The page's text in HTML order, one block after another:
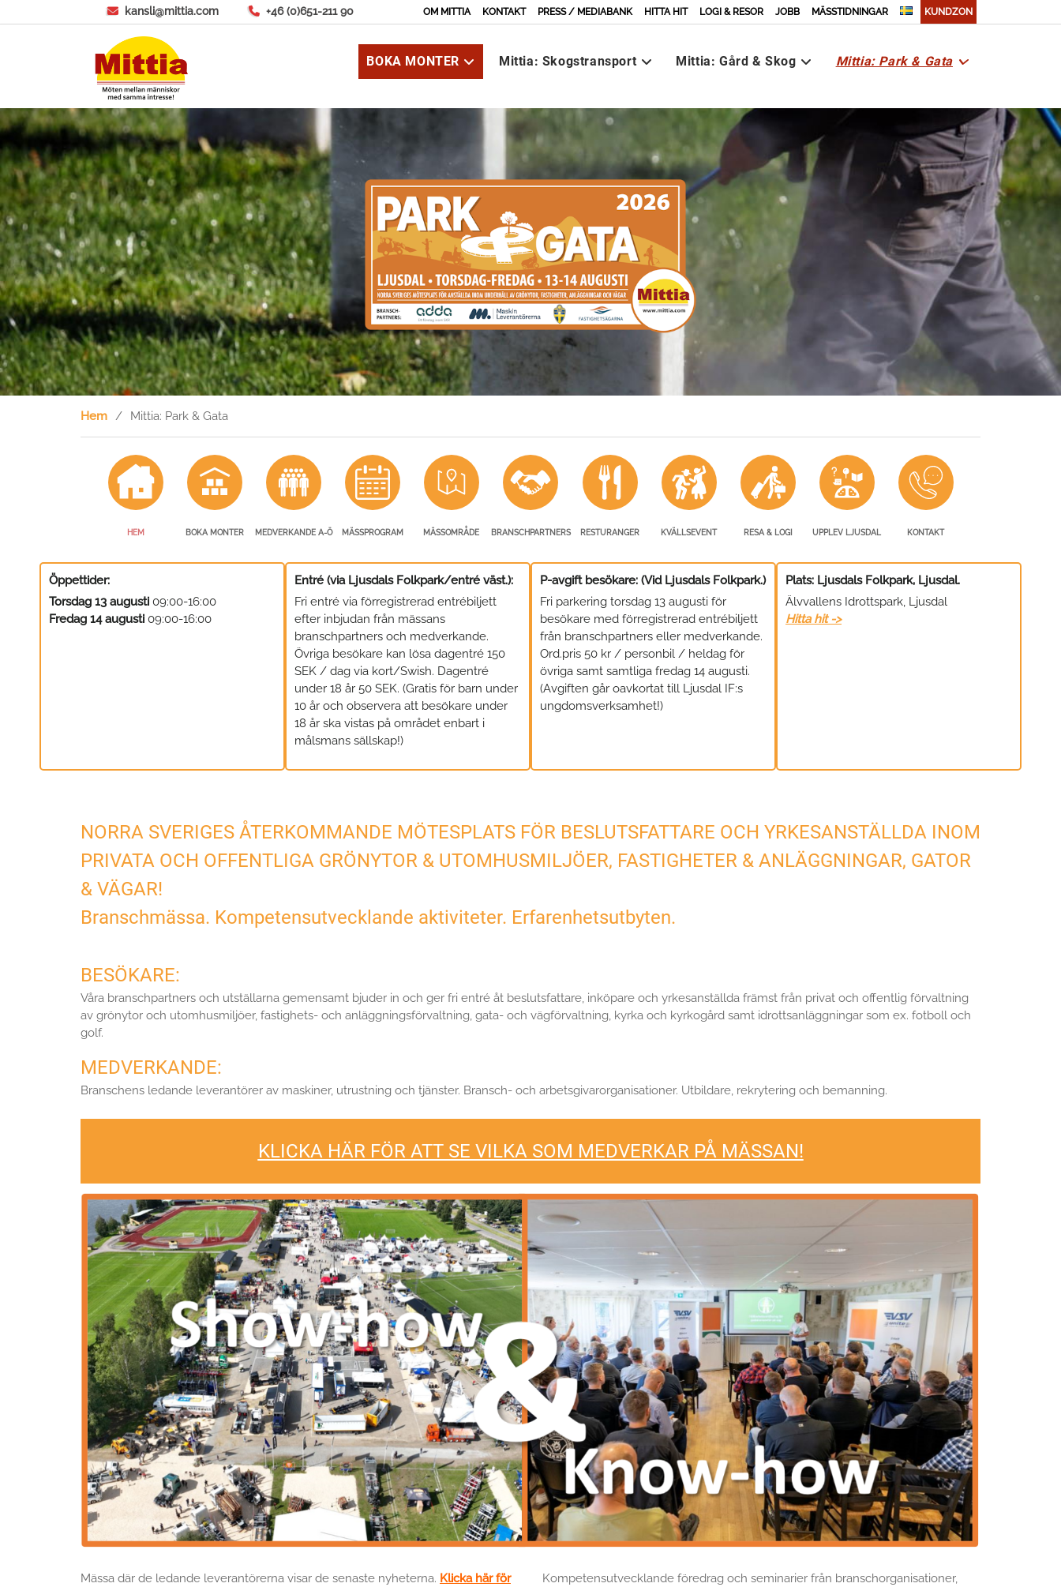
to
kansli@mittia.com +46 (0)651-211 90 OM MITTIA KONTAKT PRESS / MEDIABANK HITTA HIT LOGI & RESOR JOBB MÄSSTIDNINGAR KUNDZON
BOKA MONTER Mittia: Skogstransport Mittia: Gård & Skog Mittia: Park & Gata
Hem Mittia: Park & Gata
HEM BOKA MONTER MEDVERKANDE A-Ö MÄSSPROGRAM MÄSSOMRÅDE BRANSCHPARTNERS RESTURANGER KVÄLLSEVENT RESA & LOGI UPPLEV LJUSDAL KONTAKT
Öppettider:
Torsdag 13 augusti 09:00-16:00
Fredag 14 augusti 09:00-16:00
Entré (via Ljusdals Folkpark/entré väst.):
Fri entré via förregistrerad entrébiljett
efter inbjudan från mässans
branschpartners och medverkande.
Övriga besökare kan lösa dagentré 150
SEK / dag via kort/Swish. Dagentré
under 18 år 50 SEK. (Gratis för barn under
10 år och observera att besökare under
18 år ska vistas på området enbart i
målsmans sällskap!)
P-avgift besökare: (Vid Ljusdals Folkpark.)
Fri parkering torsdag 13 augusti för
besökare med förregistrerad entrébiljett
från branschpartners eller medverkande.
Ord.pris 50 kr / personbil / heldag för
övriga samt samtliga fredag 14 augusti.
(Avgiften går oavkortat till Ljusdal IF:s
ungdomsverksamhet!)
Plats: Ljusdals Folkpark, Ljusdal.
Älvvallens Idrottspark, Ljusdal
Hitta hit ->
NORRA SVERIGES ÅTERKOMMANDE MÖTESPLATS FÖR BESLUTSFATTARE OCH YRKESANSTÄLLDA INOM
PRIVATA OCH OFFENTLIGA GRÖNYTOR & UTOMHUSMILJÖER, FASTIGHETER & ANLÄGGNINGAR, GATOR
& VÄGAR!
Branschmässa. Kompetensutvecklande aktiviteter. Erfarenhetsutbyten.
BESÖKARE:
Våra branschpartners och utställarna gemensamt bjuder in och ger fri entré åt beslutsfattare, inköpare och yrkesanställda främst från privat och offentlig förvaltning
av grönytor och utomhusmiljöer, fastighets- och anläggningsförvaltning, gata- och vägförvaltning, kyrka och kyrkogård samt idrottsanläggningar som ex. fotboll och
golf.
MEDVERKANDE:
Branschens ledande leverantörer av maskiner, utrustning och tjänster. Bransch- och arbetsgivarorganisationer. Utbildare, rekrytering och bemanning.
KLICKA HÄR FÖR ATT SE VILKA SOM MEDVERKAR PÅ MÄSSAN!
Mässa där de ledande leverantörerna visar de senaste nyheterna. Klicka här för
Kompetensutvecklande föredrag och seminarier från branschorganisationer,